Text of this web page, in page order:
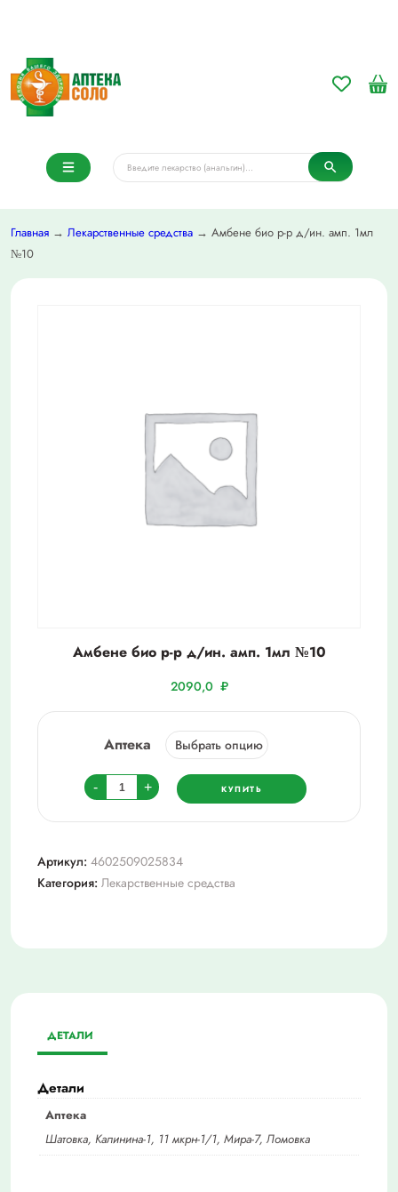
Главная → Лекарственные средства → Амбене био р-р д/ин. амп. 1мл
№10
Амбене био р-р д/ин. амп. 1мл №10
2090,0 ₽
Аптека
-
Количество
товара
Амбене
р-
р
амп.
№10
+ КУПИТЬ
Артикул: 4602509025834
Категория: Лекарственные средства
ДЕТАЛИ
Детали
Аптека
Шатовка, Калинина-1, 11 мкрн-1/1, Мира-7, Ломовка